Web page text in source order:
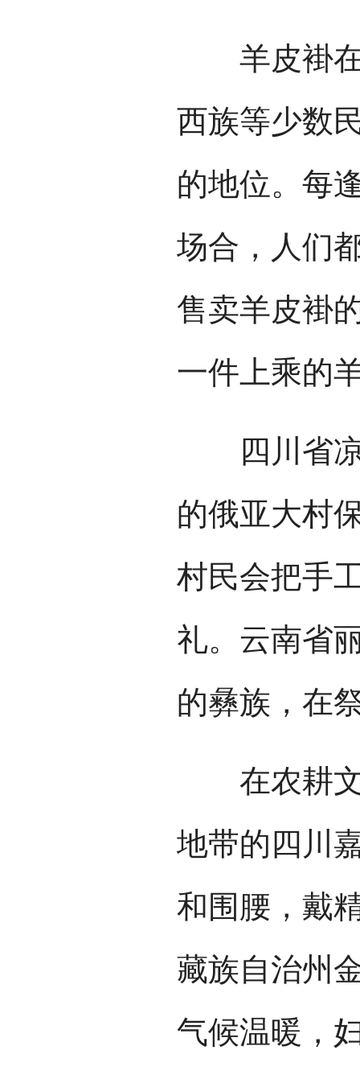
羊皮褂在
西族等少数
的地位。每
场合，人们
售卖羊皮褂
一件上乘的
四川省凉
的俄亚大村
村民会把手
礼。云南省
的彝族，在
在农耕文
地带的四川
和围腰，戴
藏族自治州
气候温暖，